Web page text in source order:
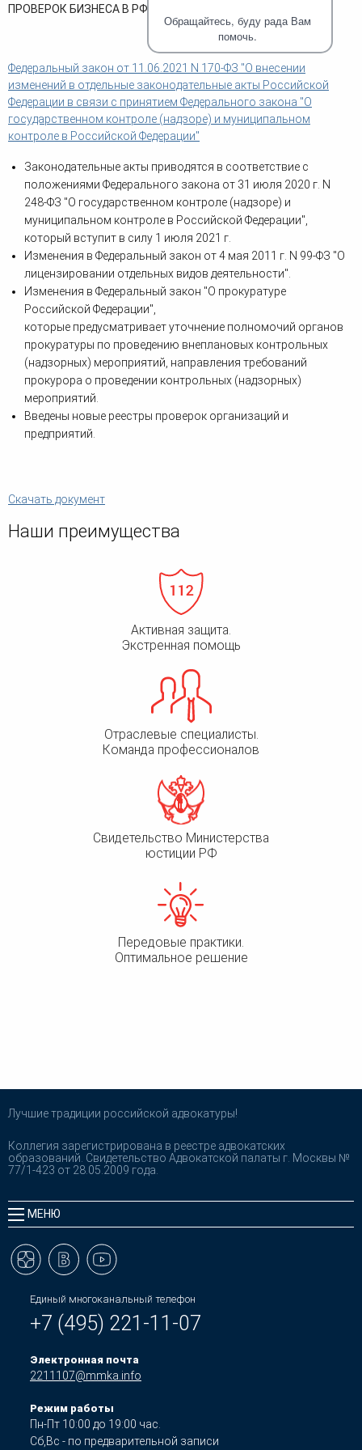
Обращайтесь, буду рада Вам
помочь.
Видео ММКА
Миграционное право
Недвижимость
Неимущественные права
Оспаривание сделок
Страхование
Страховые споры
Таможенный адвокат
Уголовные споры
Урегулирование споров в
досудебном порядке
Конституционный Суд РФ
ПРОВЕРОК БИЗНЕСА В РФ!
Федеральный закон от 11.06.2021 N 170-ФЗ "О внесении
изменений в отдельные законодательные акты Российской
Федерации в связи с принятием Федерального закона "О
государственном контроле (надзоре) и муниципальном
контроле в Российской Федерации"
Законодательные акты приводятся в соответствие с
положениями Федерального закона от 31 июля 2020 г. N
248-ФЗ "О государственном контроле (надзоре) и
муниципальном контроле в Российской Федерации",
который вступит в силу 1 июля 2021 г.
Изменения в Федеральный закон от 4 мая 2011 г. N 99-ФЗ "О
лицензировании отдельных видов деятельности".
Изменения в Федеральный закон "О прокуратуре
Российской Федерации",
которые предусматривает уточнение полномочий органов
прокуратуры по проведению внеплановых контрольных
(надзорных) мероприятий, направления требований
прокурора о проведении контрольных (надзорных)
мероприятий.
Введены новые реестры проверок организаций и
предприятий.
Скачать документ
Наши преимущества
Активная защита.
Экстренная помощь
Отраслевые специалисты.
Команда профессионалов
Свидетельство Министерства
юстиции РФ
Передовые практики.
Оптимальное решение
Лучшие традиции российской адвокатуры!
Коллегия зарегистрирована в реестре адвокатских
образований. Свидетельство Адвокатской палаты г. Москвы №
77/1-423 от 28.05.2009 года.
МЕНЮ
Единый многоканальный телефон
+7 (495) 221-11-07
Электронная почта
2211107@mmka.info
Режим работы
Пн-Пт 10:00 до 19:00 час.
Сб,Вс - по предварительной записи